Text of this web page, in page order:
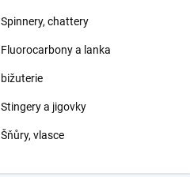
Spinnery, chattery
Fluorocarbony a lanka
bižuterie
Stingery a jigovky
Šňůry, vlasce